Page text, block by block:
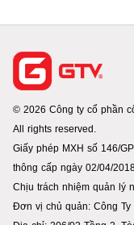
© 2026 Công ty cổ phần
All rights reserved.
Giấy phép MXH số 146/
thông cấp ngày 02/04/
Chịu trách nhiệm quản lý
Đơn vị chủ quản: Công Ty